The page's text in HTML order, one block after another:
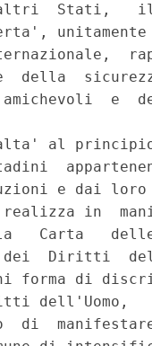
Stati,
della
e
al
e dai
in
Carta
dei  Diritti
forma di
dell'Uomo,
di